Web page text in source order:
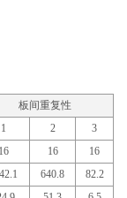
板间重复性
1 2
3
16 16
16
640.8
82.2